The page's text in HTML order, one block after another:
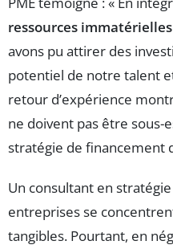
ressources immatérielles
avons pu attirer des
potentiel de notre talent
retour d’expérience
ne doivent pas être sous-
stratégie de financement
Un consultant en
entreprises se
tangibles. Pourtant, en